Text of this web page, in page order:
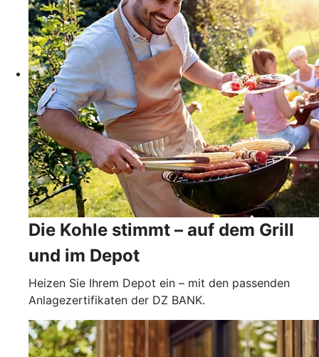
Die Kohle stimmt – auf dem Grill
und im Depot
Heizen Sie Ihrem Depot ein – mit den passenden
Anlagezertifikaten der DZ BANK.